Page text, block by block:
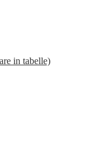
in tabelle)